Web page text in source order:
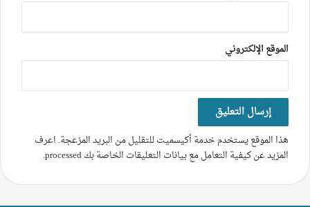
الموقع الإلكتروني
هذا الموقع يستخدم خدمة أكيسميت للتقليل من البريد المزعجة. اعرف
المزيد عن كيفية التعامل مع بيانات التعليقات الخاصة بك processed
.